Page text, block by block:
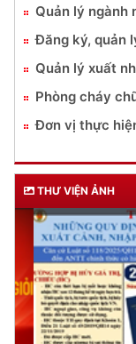
Quản lý ngành
Đăng ký, quản
Quản lý xuất
Phòng cháy
Đơn vị thực
THƯ VIỆN ẢNH